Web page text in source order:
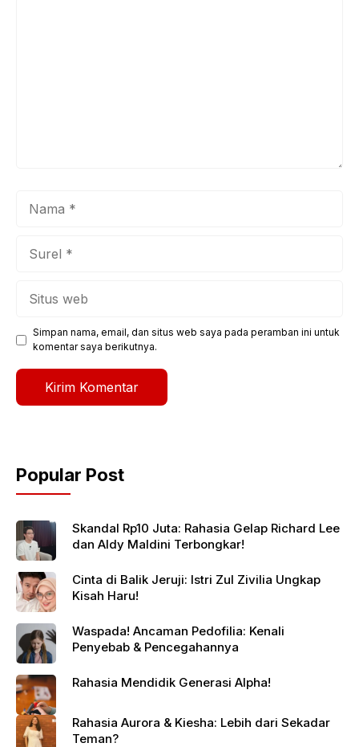
Simpan nama, email, dan situs web saya pada peramban ini untuk
komentar saya berikutnya.
Popular Post
Skandal Rp10 Juta: Rahasia Gelap Richard Lee
dan Aldy Maldini Terbongkar!
Cinta di Balik Jeruji: Istri Zul Zivilia Ungkap
Kisah Haru!
Waspada! Ancaman Pedofilia: Kenali
Penyebab & Pencegahannya
Rahasia Mendidik Generasi Alpha!
Rahasia Aurora & Kiesha: Lebih dari Sekadar
Teman?